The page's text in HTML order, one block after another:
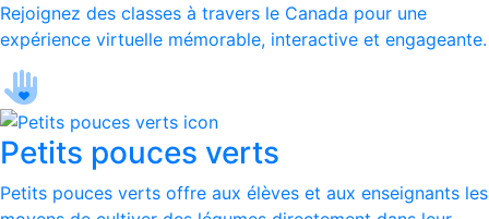
Rejoignez des classes à travers le Canada pour une
expérience virtuelle mémorable, interactive et engageante.
Petits pouces verts
Petits pouces verts offre aux élèves et aux enseignants les